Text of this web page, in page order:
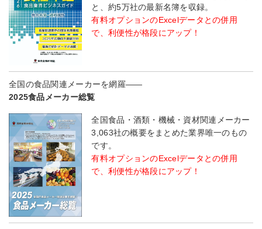
と、約5万社の最新名簿を収録。
有料オプションのExcelデータとの併用
で、利便性が格段にアップ！
全国の食品関連メーカーを網羅――
2025食品メーカー総覧
全国食品・酒類・機械・資材関連メーカー
3,063社の概要をまとめた業界唯一のもの
です。
有料オプションのExcelデータとの併用
で、利便性が格段にアップ！